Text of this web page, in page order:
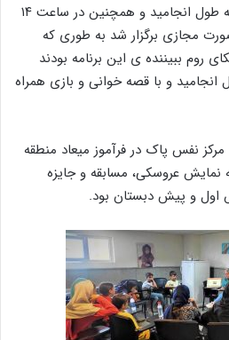
این برنامه از ساعت ۱۰ تا ۱۲ به طول انجامید و همچنین در ساعت ۱۴
مجازی برگزار شد به طوری که
روم ببیننده ی این برنامه بودند
و با قصه خوانی و بازی همراه
در روز ۲۷ تیرماه مرکز نفس پاک در فرآموز میعاد منطقه
نمایش عروسکی، مسابقه و جایزه